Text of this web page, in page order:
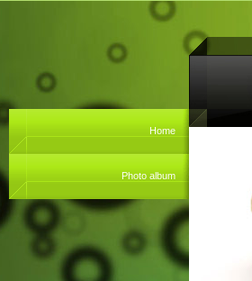
Home
Photo album